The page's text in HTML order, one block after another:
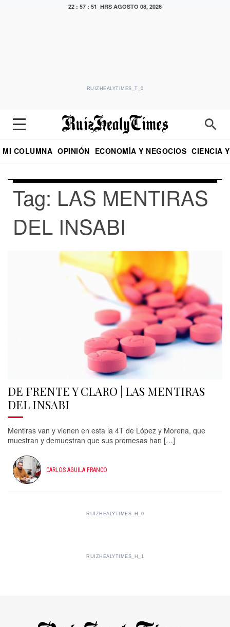
22 : 57 : 51 HRS AGOSTO 08, 2026
RUIZHEALYTIMES_T_0
MI COLUMNA OPINIÓN ECONOMÍA Y NEGOCIOS CIENCIA
Tag: LAS MENTIRAS
DEL INSABI
DE FRENTE Y CLARO | LAS MENTIRAS
DEL INSABI
Mentiras van y vienen en esta la 4T de López y Morena, que
muestran y demuestran que sus promesas han […]
CARLOS AGUILA FRANCO
RUIZHEALYTIMES_H_0
RUIZHEALYTIMES_H_1